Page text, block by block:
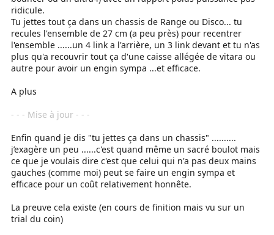
ridicule.
Tu jettes tout ça dans un chassis de Range ou Disco... tu
recules l'ensemble de 27 cm (a peu près) pour recentrer
l'ensemble ......un 4 link a l'arrière, un 3 link devant et tu n'as
plus qu'a recouvrir tout ça d'une caisse allégée de vitara ou
autre pour avoir un engin sympa ...et efficace.
A plus
- - - Mise à jour - - -
Enfin quand je dis "tu jettes ça dans un chassis" ..........
j’exagère un peu ......c'est quand même un sacré boulot mais
ce que je voulais dire c'est que celui qui n'a pas deux mains
gauches (comme moi) peut se faire un engin sympa et
efficace pour un coût relativement honnête.
La preuve cela existe (en cours de finition mais vu sur un
trial du coin)